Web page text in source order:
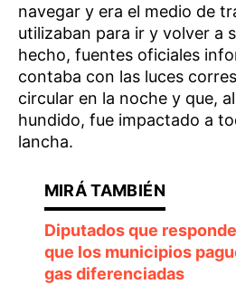
navegar y era el medio de
utilizaban para ir y volver a
hecho, fuentes oficiales
contaba con las luces
circular en la noche y que,
hundido, fue impactado a
lancha.
Diputados que
que los municipios
gas diferenciadas